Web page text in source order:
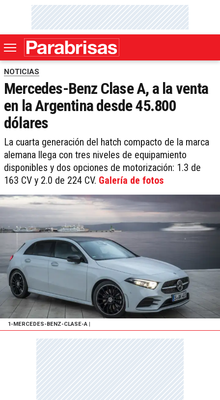
NOTICIAS
Mercedes-Benz Clase A, a la venta
en la Argentina desde 45.800
dólares
La cuarta generación del hatch compacto de la marca
alemana llega con tres niveles de equipamiento
disponibles y dos opciones de motorización: 1.3 de
163 CV y 2.0 de 224 CV. Galería de fotos
1-MERCEDES-BENZ-CLASE-A